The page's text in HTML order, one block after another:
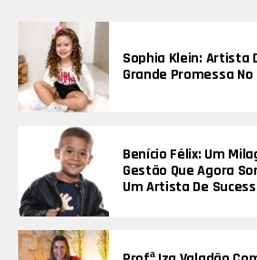
Sophia Klein: Artista
Grande Promessa
Benício Félix: Um
Gestão Que Agora
Um Artista De